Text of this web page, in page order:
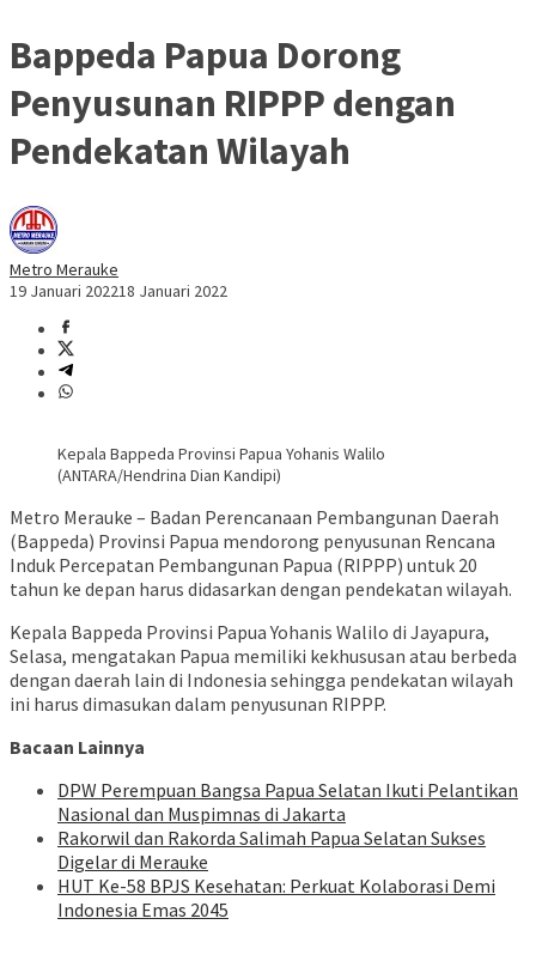
Bappeda Papua Dorong
Penyusunan RIPPP dengan
Pendekatan Wilayah
Metro Merauke
19 Januari 202218 Januari 2022
Kepala Bappeda Provinsi Papua Yohanis Walilo
(ANTARA/Hendrina Dian Kandipi)
Metro Merauke – Badan Perencanaan Pembangunan Daerah
(Bappeda) Provinsi Papua mendorong penyusunan Rencana
Induk Percepatan Pembangunan Papua (RIPPP) untuk 20
tahun ke depan harus didasarkan dengan pendekatan wilayah.
Kepala Bappeda Provinsi Papua Yohanis Walilo di Jayapura,
Selasa, mengatakan Papua memiliki kekhususan atau berbeda
dengan daerah lain di Indonesia sehingga pendekatan wilayah
ini harus dimasukan dalam penyusunan RIPPP.
Bacaan Lainnya
DPW Perempuan Bangsa Papua Selatan Ikuti Pelantikan
Nasional dan Muspimnas di Jakarta
Rakorwil dan Rakorda Salimah Papua Selatan Sukses
Digelar di Merauke
HUT Ke-58 BPJS Kesehatan: Perkuat Kolaborasi Demi
Indonesia Emas 2045